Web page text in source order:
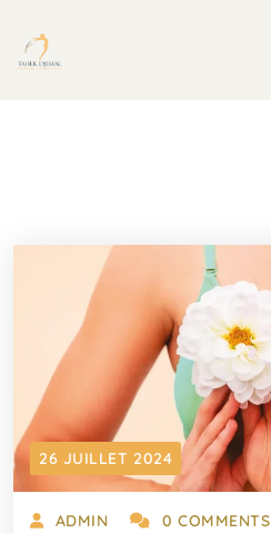
26 JUILLET 2024
ADMIN 0 COMMENTS